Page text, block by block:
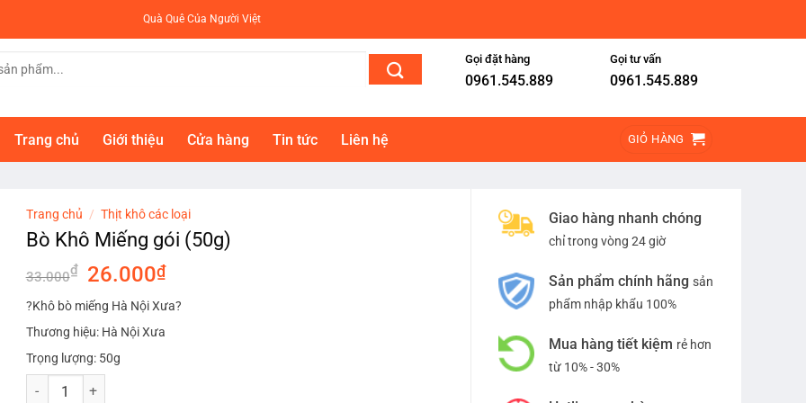
Quà Quê Của Người Việt
Gọi đặt hàng
0961.545.889
Gọi tư vấn
0961.545.889
Trang chủ Giới thiệu Cửa hàng Tin tức Liên hệ GIỎ HÀNG
Giao hàng nhanh chóng
chỉ trong vòng 24 giờ
Sản phẩm chính hãng sản
phẩm nhập khẩu 100%
Mua hàng tiết kiệm rẻ hơn
từ 10% - 30%
Trang chủ / Thịt khô các loại
Bò Khô Miếng gói (50g)
33.000₫
Giá
gốc
là:
33.000₫.
26.000₫Giá
hiện
tại
?Khô bò miếng Hà Nội Xưa?
Thương hiệu: Hà Nội Xưa
Trọng lượng: 50g
Bò Khô Miếng gói (50g) số lượng